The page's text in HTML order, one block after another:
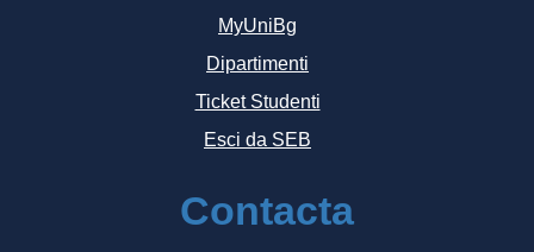
MyUniBg
Dipartimenti
Ticket Studenti
Esci da SEB
Contacta